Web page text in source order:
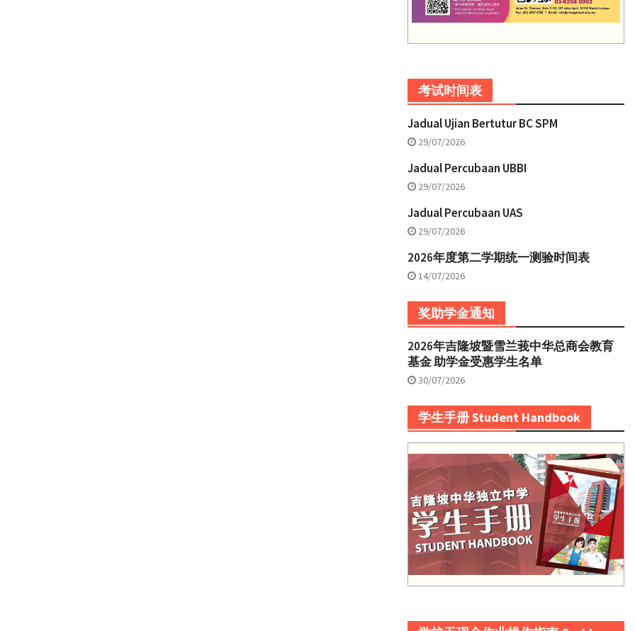
考试时间表
Jadual Ujian Bertutur BC SPM
29/07/2026
Jadual Percubaan UBBI
29/07/2026
Jadual Percubaan UAS
29/07/2026
2026年度第二学期统一测验时间表
14/07/2026
奖助学金通知
2026年吉隆坡暨雪兰莪中华总商会教育
基金 助学金受惠学生名单
30/07/2026
学生手册 Student Handbook